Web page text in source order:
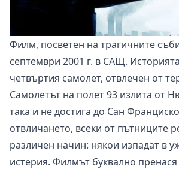
Филм, посветен на трагичните
септември 2001 г. в САЩ.
четвъртия самолет, отвлечен от
Самолетът на полет 93 излита от
така и не достига до Сан
отвличането, всеки от пътниците
различен начин: някои изпадат в
истерия. Филмът буквално